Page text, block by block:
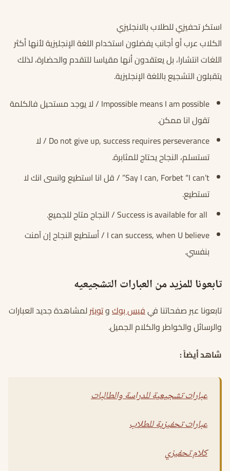
استكر تحفيزي للطلاب بالانجليزي
الكلاب عرب أو أجانب يفضلون استخدام اللغة الإنجليزية لأنها أكثر
اللغات انتشارا، بل يعتقدون أنها مقياسا للتقدم والحضارة، لذلك
يتقبلون التشجيع باللغة الإنجليزية.
Impossible means I am possible / لا يوجد مستحيل فالكلمة
تقول انا ممكن.
Do not give up, success requires perseverance / لا
تستسلم، النجاح يحتاج للمثابرة.
Say I can, Forbet “I can’t” / قل انا استطيع وانسى انك لا
تستطيع.
I can success, when U believe / أستطيع النجاح إن آمنت
بنفسي.
تابعونا للمزيد من العبارات التشجيعيه
تابعونا عبر صفحاتنا فيفيس بوكوتويترلمشاهدة جديد العبارات
والرسائل والخواطر والكلام الجميل.
شاهد أيضاً :
عبارات تشجيعية للدراسة والطالبات
عبارات تحفيزية للطلاب
كلام تحفيزي